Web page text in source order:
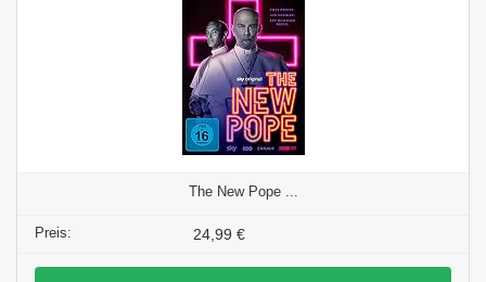
The New Pope ...
24,99 €